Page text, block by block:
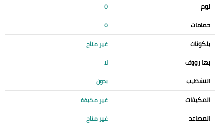
نوم 0
حمامات 0
بلكونات غير متاح
بها رووف لا
التشطيب بدون
المكيفات غير مكيفة
المصاعد غير متاح